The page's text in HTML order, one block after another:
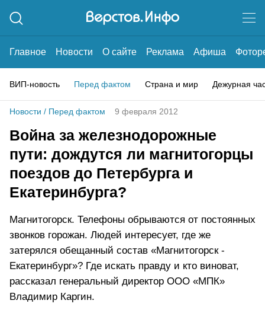
Главное Новости О сайте Реклама Афиша
ВИП-новость Перед фактом Страна и мир Дежурная
Новости / Перед фактом 9 февраля 2012
Война за железнодорожные
пути: дождутся ли магнитогорцы
поездов до Петербурга и
Екатеринбурга?
Магнитогорск. Телефоны обрываются от постоянных
звонков горожан. Людей интересует, где же
затерялся обещанный состав «Магнитогорск -
Екатеринбург»? Где искать правду и кто виноват,
рассказал генеральный директор ООО «МПК»
Владимир Каргин.